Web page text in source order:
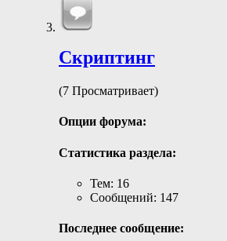
Скриптинг
(7 Просматривает)
Опции форума:
Статистика раздела:
Тем: 16
Сообщений: 147
Последнее сообщение: